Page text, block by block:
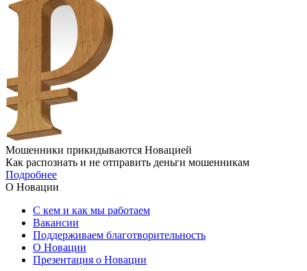
Мошенники прикидываются Новацией
Как распознать и не отправить деньги мошенникам
Подробнее
О Новации
С кем и как мы работаем
Вакансии
Поддерживаем благотворительность
О Новации
Презентация о Новации